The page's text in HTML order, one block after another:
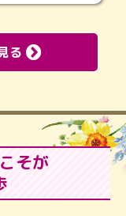
る
そが